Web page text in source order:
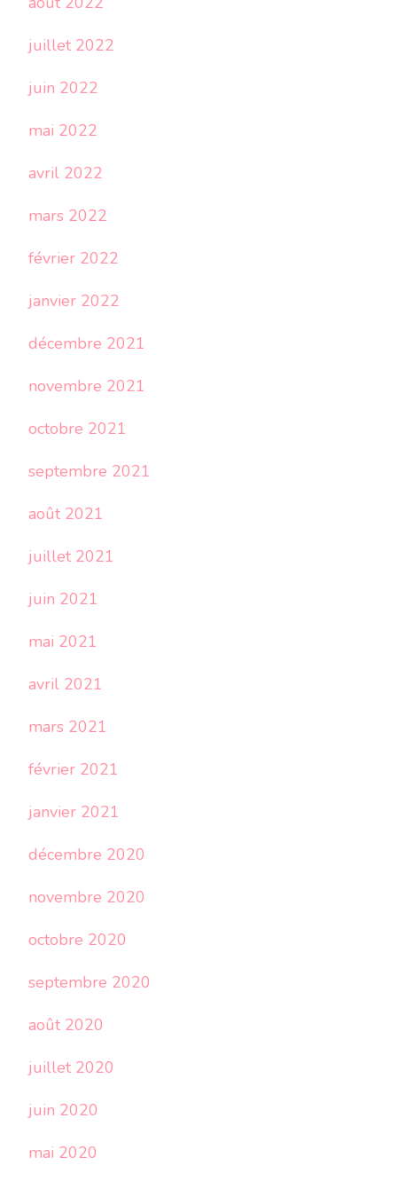
juillet 2022
juin 2022
mai 2022
avril 2022
mars 2022
février 2022
janvier 2022
décembre 2021
novembre 2021
octobre 2021
septembre 2021
août 2021
juillet 2021
juin 2021
mai 2021
avril 2021
mars 2021
février 2021
janvier 2021
décembre 2020
novembre 2020
octobre 2020
septembre 2020
août 2020
juillet 2020
juin 2020
mai 2020